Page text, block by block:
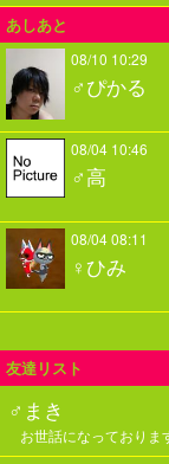
あしあと
08/10 10:29
♂ぴかる
08/04 10:46
♂高
08/04 08:11
♀ひみ
友達リスト
♂まき
お世話になっておりま